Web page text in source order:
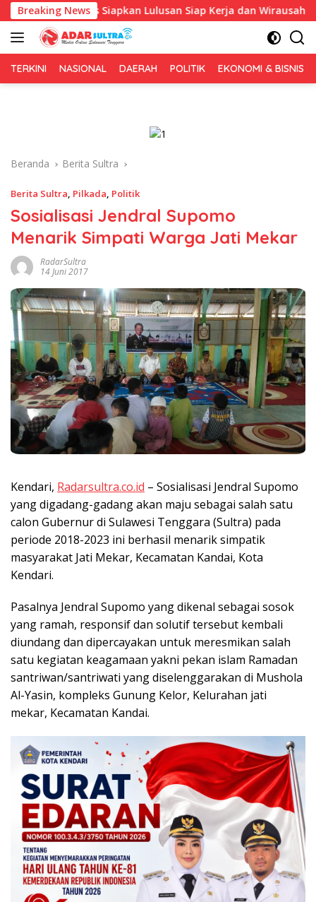
Langsung
ke
konten
Breaking News
Fokus Siapkan Lulusan Siap Kerja dan Wirausaha
TERKINI NASIONAL DAERAH POLITIK EKONOMI & BISNIS
Beranda Berita Sultra
Berita Sultra, Pilkada, Politik
Sosialisasi Jendral Supomo
Menarik Simpati Warga Jati Mekar
RadarSultra
14 Juni 2017
Kendari, Radarsultra.co.id – Sosialisasi Jendral Supomo
yang digadang-gadang akan maju sebagai salah satu
calon Gubernur di Sulawesi Tenggara (Sultra) pada
periode 2018-2023 ini berhasil menarik simpatik
masyarakat Jati Mekar, Kecamatan Kandai, Kota
Kendari.
Pasalnya Jendral Supomo yang dikenal sebagai sosok
yang ramah, responsif dan solutif tersebut kembali
diundang dan dipercayakan untuk meresmikan salah
satu kegiatan keagamaan yakni pekan islam Ramadan
santriwan/santriwati yang diselenggarakan di Mushola
Al-Yasin, kompleks Gunung Kelor, Kelurahan jati
mekar, Kecamatan Kandai.